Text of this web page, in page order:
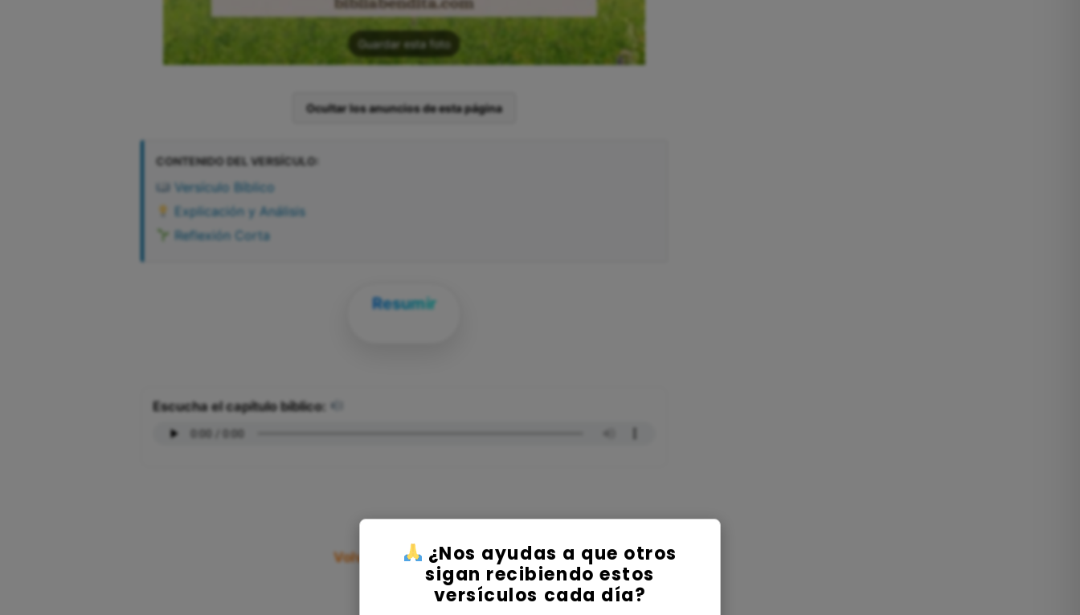
Guardar esta foto
Ocultar los anuncios de esta página
CONTENIDO DEL VERSÍCULO:
Versículo Bíblico
Explicación y Análisis
Reflexión Corta
Resumir
Escucha el capítulo bíblico:
Volver al Libro Lucas¿Nos ayudas a que otros
sigan recibiendo estos
versículos cada día?